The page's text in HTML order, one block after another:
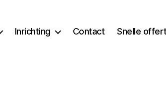
Inrichting Contact Snelle